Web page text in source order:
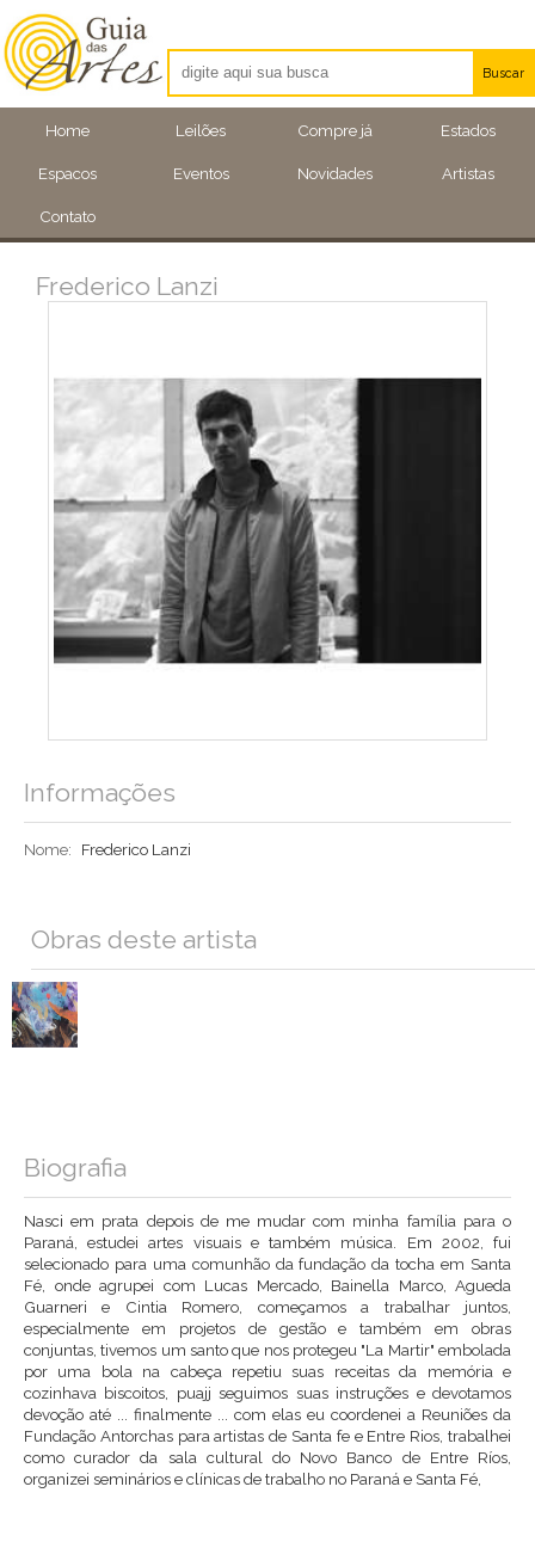
Home Leilões Compre já Estados
Espacos Eventos Novidades Artistas
Contato
Buscar
Artistas
Eventos
Frederico Lanzi
Informações
Nome: Frederico Lanzi
Obras deste artista
Biografia
Nasci em prata depois de me mudar com minha família para o
Paraná, estudei artes visuais e também música. Em 2002, fui
selecionado para uma comunhão da fundação da tocha em Santa
Fé, onde agrupei com Lucas Mercado, Bainella Marco, Agueda
Guarneri e Cintia Romero, começamos a trabalhar juntos,
especialmente em projetos de gestão e também em obras
conjuntas, tivemos um santo que nos protegeu "La Martir" embolada
por uma bola na cabeça repetiu suas receitas da memória e
cozinhava biscoitos, puajj seguimos suas instruções e devotamos
devoção até ... finalmente ... com elas eu coordenei a Reuniões da
Fundação Antorchas para artistas de Santa fe e Entre Rios, trabalhei
como curador da sala cultural do Novo Banco de Entre Ríos,
organizei seminários e clínicas de trabalho no Paraná e Santa Fé,